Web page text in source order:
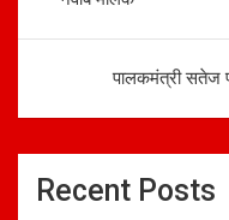
पालकमंत्री सतेज
Recent Posts